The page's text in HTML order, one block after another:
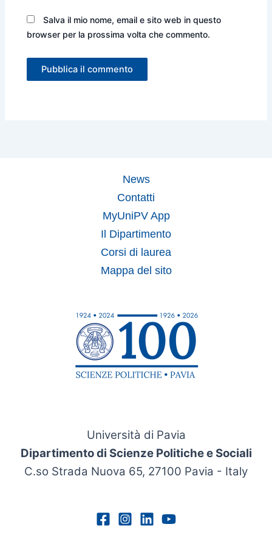
Salva il mio nome, email e sito web in questo
browser per la prossima volta che commento.
News
Contatti
MyUniPV App
Il Dipartimento
Corsi di laurea
Mappa del sito
Università di Pavia
Dipartimento di Scienze Politiche e Sociali
C.so Strada Nuova 65, 27100 Pavia - Italy